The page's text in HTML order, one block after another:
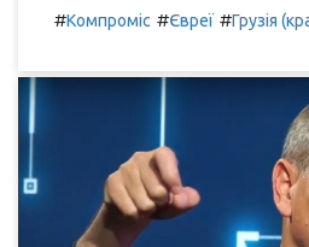
#Компроміс #Євреї #Грузія